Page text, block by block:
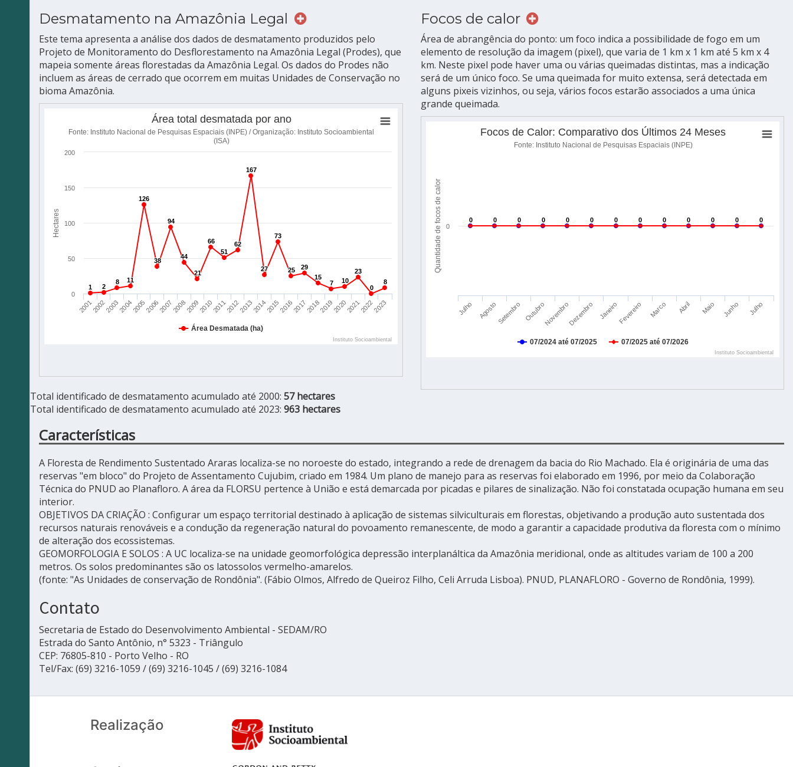
Desmatamento na Amazônia Legal
Este tema apresenta a análise dos dados de desmatamento produzidos pelo
Projeto de Monitoramento do Desflorestamento na Amazônia Legal (Prodes), que
mapeia somente áreas florestadas da Amazônia Legal. Os dados do Prodes não
incluem as áreas de cerrado que ocorrem em muitas Unidades de Conservação no
bioma Amazônia.
Focos de calor
Área de abrangência do ponto: um foco indica a possibilidade de fogo em um
elemento de resolução da imagem (pixel), que varia de 1 km x 1 km até 5 km x 4
km. Neste pixel pode haver uma ou várias queimadas distintas, mas a indicação
será de um único foco. Se uma queimada for muito extensa, será detectada em
alguns pixeis vizinhos, ou seja, vários focos estarão associados a uma única
grande queimada.
Total identificado de desmatamento acumulado até 2000: 57 hectares
Total identificado de desmatamento acumulado até 2023: 963 hectares
Características
A Floresta de Rendimento Sustentado Araras localiza-se no noroeste do estado, integrando a rede de drenagem da bacia do Rio Machado. Ela é originária de uma das
reservas "em bloco" do Projeto de Assentamento Cujubim, criado em 1984. Um plano de manejo para as reservas foi elaborado em 1996, por meio da Colaboração
Técnica do PNUD ao Planafloro. A área da FLORSU pertence à União e está demarcada por picadas e pilares de sinalização. Não foi constatada ocupação humana em seu
interior.
OBJETIVOS DA CRIAÇÃO : Configurar um espaço territorial destinado à aplicação de sistemas silviculturais em florestas, objetivando a produção auto sustentada dos
recursos naturais renováveis e a condução da regeneração natural do povoamento remanescente, de modo a garantir a capacidade produtiva da floresta com o mínimo
de alteração dos ecossistemas.
GEOMORFOLOGIA E SOLOS : A UC localiza-se na unidade geomorfológica depressão interplanáltica da Amazônia meridional, onde as altitudes variam de 100 a 200
metros. Os solos predominantes são os latossolos vermelho-amarelos.
(fonte: "As Unidades de conservação de Rondônia". (Fábio Olmos, Alfredo de Queiroz Filho, Celi Arruda Lisboa). PNUD, PLANAFLORO - Governo de Rondônia, 1999).
Contato
Secretaria de Estado do Desenvolvimento Ambiental - SEDAM/RO
Estrada do Santo Antônio, n° 5323 - Triângulo
CEP: 76805-810 - Porto Velho - RO
Tel/Fax: (69) 3216-1059 / (69) 3216-1045 / (69) 3216-1084